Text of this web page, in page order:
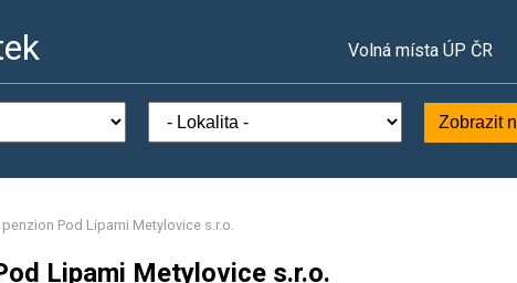
Volná místa ÚP ČR
Zobrazit
penzion Pod Lipami Metylovice s.r.o.
Lipami Metylovice s.r.o.